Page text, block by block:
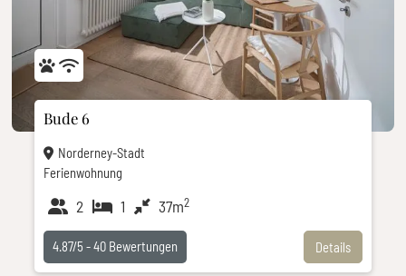
Bude 6
Norderney-Stadt
Ferienwohnung
2 1 37m2
Details
4.87/5 -40 Bewertungen